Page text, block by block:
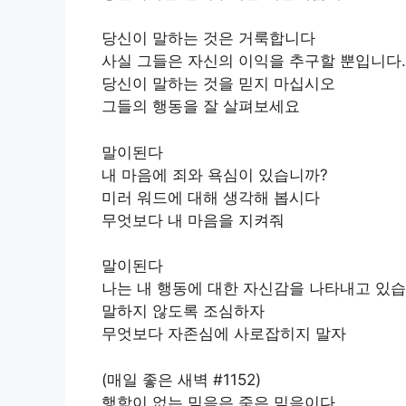
당신이 말하는 것은 거룩합니다
사실 그들은 자신의 이익을 추구할 뿐입니다.
당신이 말하는 것을 믿지 마십시오
그들의 행동을 잘 살펴보세요
말이된다
내 마음에 죄와 욕심이 있습니까?
미러 워드에 대해 생각해 봅시다
무엇보다 내 마음을 지켜줘
말이된다
나는 내 행동에 대한 자신감을 나타내고 있
말하지 않도록 조심하자
무엇보다 자존심에 사로잡히지 말자
(매일 좋은 새벽 #1152)
행함이 없는 믿음은 죽은 믿음이다